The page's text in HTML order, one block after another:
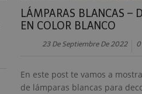
LÁMPARAS BLANCAS –
EN COLOR BLANCO
23 De Septiembre De 2022 0
En este post te vamos a
de lámparas blancas para